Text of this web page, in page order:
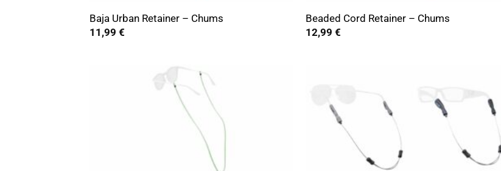
Baja Urban Retainer – Chums
11,99 €
Beaded Cord Retainer – Chums
12,99 €